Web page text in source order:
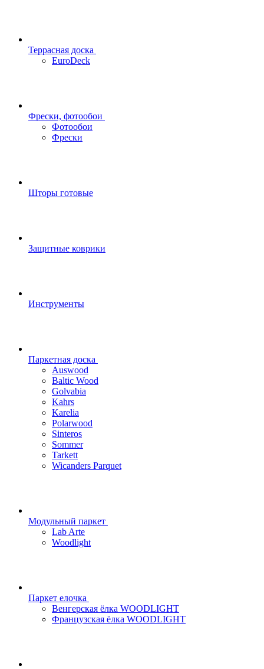
Террасная доска
EuroDeck
Фрески, фотообои
Фотообои
Фрески
Шторы готовые
Защитные коврики
Инструменты
Паркетная доска
Auswood
Baltic Wood
Golvabia
Kahrs
Karelia
Polarwood
Sinteros
Sommer
Tarkett
Wicanders Parquet
Модульный паркет
Lab Arte
Woodlight
Паркет елочка
Венгерская ёлка WOODLIGHT
Французская ёлка WOODLIGHT